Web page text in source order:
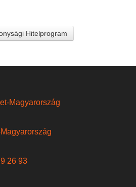
Hitelprogram
Magyarország
26 93